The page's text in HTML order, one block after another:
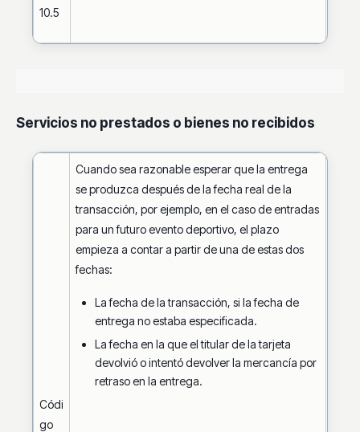
10.5
Servicios no prestados o bienes no recibidos
Códi
go
Cuando sea razonable esperar que la entrega
se produzca después de la fecha real de la
transacción, por ejemplo, en el caso de entradas
para un futuro evento deportivo, el plazo
empieza a contar a partir de una de estas dos
fechas:
La fecha de la transacción, si la fecha de
entrega no estaba especificada.
La fecha en la que el titular de la tarjeta
devolvió o intentó devolver la mercancía por
retraso en la entrega.